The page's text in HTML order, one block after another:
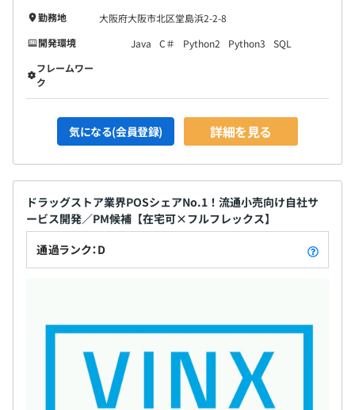
勤務地
大阪府大阪市北区堂島浜2-2-8
開発環境
Java C＃ Python2 Python3
SQL
フレームワー
ク
気になる(会員登録) 詳細を見る
ドラッグストア業界POSシェアNo.1！流通小売向け自社サ
ービス開発／PM候補【在宅可×フルフレックス】
通過ランク：D